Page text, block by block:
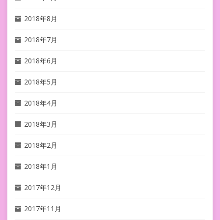
2018年8月
2018年7月
2018年6月
2018年5月
2018年4月
2018年3月
2018年2月
2018年1月
2017年12月
2017年11月